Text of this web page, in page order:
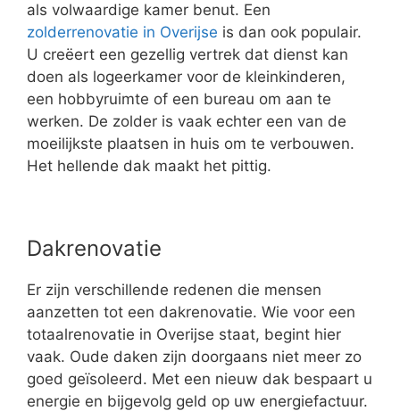
als volwaardige kamer benut. Een
zolderrenovatie in Overijse is dan ook populair.
U creëert een gezellig vertrek dat dienst kan
doen als logeerkamer voor de kleinkinderen,
een hobbyruimte of een bureau om aan te
werken. De zolder is vaak echter een van de
moeilijkste plaatsen in huis om te verbouwen.
Het hellende dak maakt het pittig.
Dakrenovatie
Er zijn verschillende redenen die mensen
aanzetten tot een dakrenovatie. Wie voor een
totaalrenovatie in Overijse staat, begint hier
vaak. Oude daken zijn doorgaans niet meer zo
goed geïsoleerd. Met een nieuw dak bespaart u
energie en bijgevolg geld op uw energiefactuur.